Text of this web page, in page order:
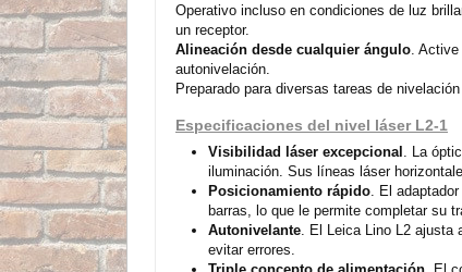
Operativo incluso en condiciones de luz
un receptor.
Alineación desde cualquier ángulo .
autonivelación.
Preparado para diversas tareas de
Especificaciones del nivel láser L2-1
Visibilidad láser excepcional . La
iluminación. Sus líneas láser
Posicionamiento rápido . El
barras, lo que le permite completar su
Autonivelante . El Leica Lino L2
evitar errores.